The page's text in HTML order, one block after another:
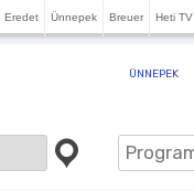
Eredet Ünnepek Breuer Heti TV
ÜNNEPEK